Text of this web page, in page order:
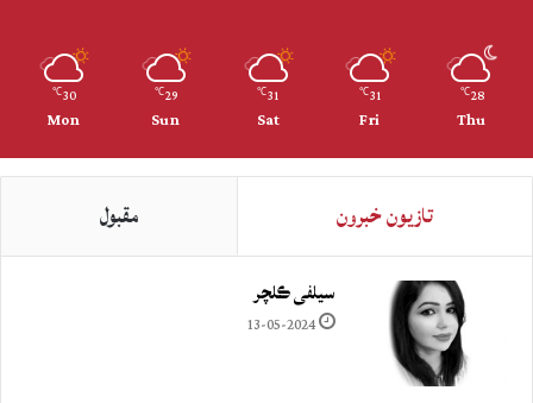
28
℃
Thu
31
℃
Fri
31
℃
Sat
29
℃
Sun
30
℃
Mon
تازيون خبرون مقبول
سيلفي ڪلچر
13-05-2024